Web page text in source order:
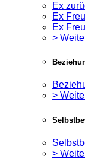
Ex
Ex
Ex
>
>
>